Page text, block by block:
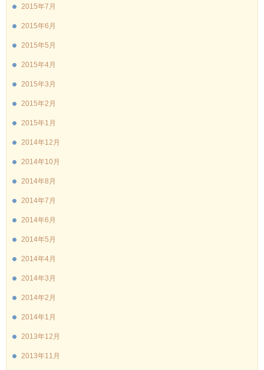
2015年7月
2015年6月
2015年5月
2015年4月
2015年3月
2015年2月
2015年1月
2014年12月
2014年10月
2014年8月
2014年7月
2014年6月
2014年5月
2014年4月
2014年3月
2014年2月
2014年1月
2013年12月
2013年11月